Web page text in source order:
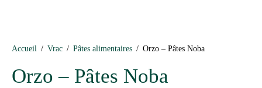
Accueil / Vrac / Pâtes alimentaires / Orzo – Pâtes Noba
Orzo – Pâtes Noba